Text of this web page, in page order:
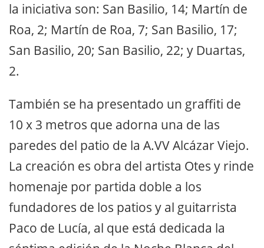
la iniciativa son: San Basilio, 14; Martín de
Roa, 2; Martín de Roa, 7; San Basilio, 17;
San Basilio, 20; San Basilio, 22; y Duartas,
2.
También se ha presentado un graffiti de
10 x 3 metros que adorna una de las
paredes del patio de la A.VV Alcázar Viejo.
La creación es obra del artista Otes y rinde
homenaje por partida doble a los
fundadores de los patios y al guitarrista
Paco de Lucía, al que está dedicada la